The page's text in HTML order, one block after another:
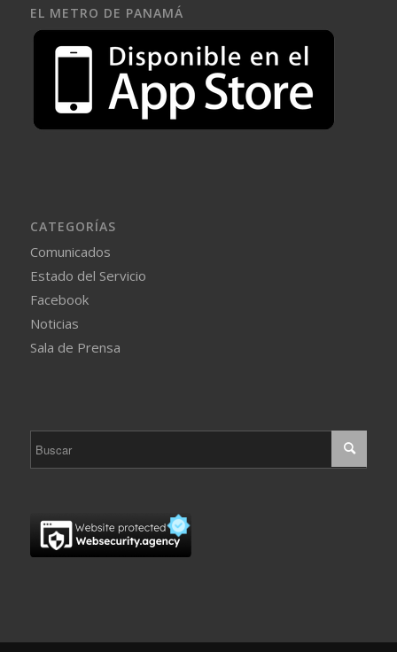
EL METRO DE PANAMÁ
CATEGORÍAS
Comunicados
Estado del Servicio
Facebook
Noticias
Sala de Prensa